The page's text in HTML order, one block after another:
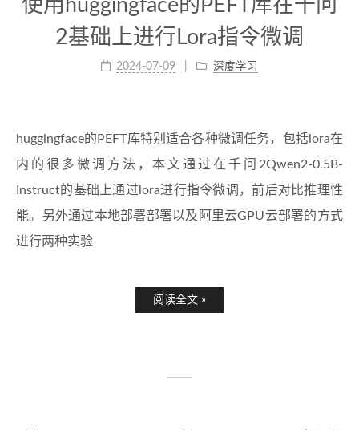
使用huggingface的PEFT库在千问
2基础上进行Lora指令微调
2024-07-09 深度学习
huggingface的PEFT库特别适合各种微调任务，包括lora在
内的很多微调方法，本文通过在千问2Qwen2-0.5B-
Instruct的基础上通过lora进行指令微调，前后对比推理性
能。另外通过本地部署部署以及阿里云GPU云部署的方式
进行两种实验
阅读全文 »